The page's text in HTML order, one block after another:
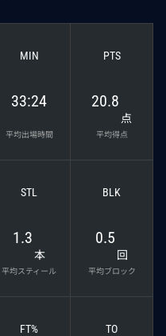
MIN
33:24
平均出場時間
PTS
20.8
点
平均得点
STL
1.3
本
平均スティール
BLK
0.5
回
平均ブロック
FT% TO